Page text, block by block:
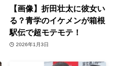
【画像】折田壮太に彼女い
る？青学のイケメンが箱根
駅伝で超モテモテ！
2026年1月3日